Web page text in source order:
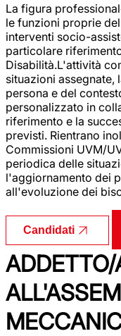
La figura
le funzioni proprie
interventi socio-
particolare
Disabilità.L'attività
situazioni assegnate,
persona e del
personalizzato in
riferimento e la
previsti. Rientrano
Commissioni UVM/
periodica delle
l'aggiornamento dei
all'evoluzione dei
Candidati